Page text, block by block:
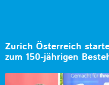
Zurich Österreich
zum 150-jährigen